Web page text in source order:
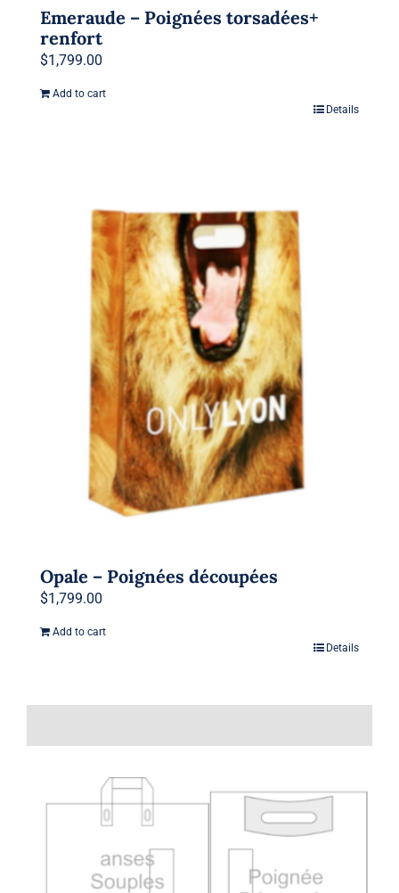
Emeraude – Poignées torsadées+
renfort
$1,799.00
Add to cart
Details
Opale – Poignées découpées
$1,799.00
Add to cart
Details